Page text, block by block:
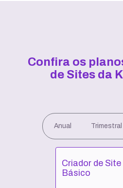
Confira os
de Sites da
Anual Trimestral
Criador de Site
Básico